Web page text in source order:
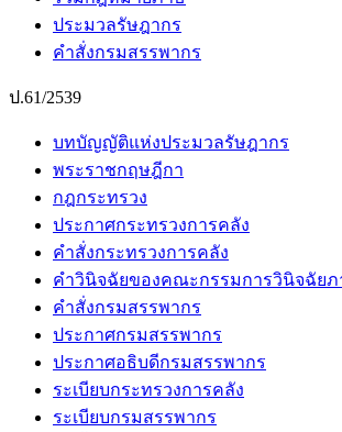
ประมวลรัษฎากร
คำสั่งกรมสรรพากร
ป.61/2539
บทบัญญัติแห่งประมวลรัษฎากร
พระราชกฤษฎีกา
กฎกระทรวง
ประกาศกระทรวงการคลัง
คำสั่งกระทรวงการคลัง
คำวินิจฉัยของคณะกรรมการวินิจฉัยภ
คำสั่งกรมสรรพากร
ประกาศกรมสรรพากร
ประกาศอธิบดีกรมสรรพากร
ระเบียบกระทรวงการคลัง
ระเบียบกรมสรรพากร